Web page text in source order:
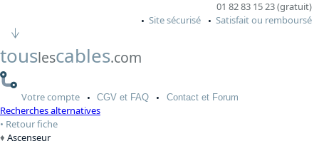
01 82 83 15 23 (gratuit)
Site sécurisé
Satisfait ou remboursé
touslescables.com
Votrecompte CGV et FAQ Contactet Forum
Recherches alternatives
Retour fiche
Ascenseur